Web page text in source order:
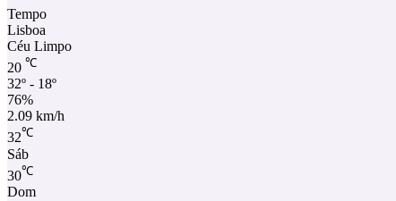
Tempo
Lisboa
Céu Limpo
20 ℃
32º - 18º
76%
2.09 km/h
32℃
Sáb
30℃
Dom